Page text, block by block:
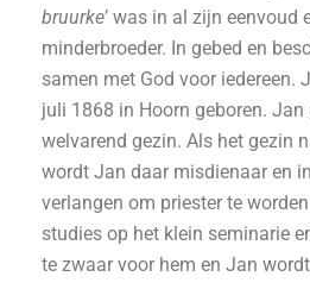
bruurke’ was in al zijn eenvoud
minderbroeder. In gebed en
samen met God voor iedereen.
juli 1868 in Hoorn geboren. Jan
welvarend gezin. Als het gezin
wordt Jan daar misdienaar en
verlangen om priester te
studies op het klein seminarie
te zwaar voor hem en Jan